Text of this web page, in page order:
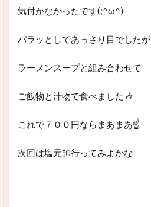
気付かなかったです(;^ω^)
パラッとしてあっさり目でしたが
ラーメンスープと組み合わせて
ご飯物と汁物で食べました🎶
これで７００円ならまあまあ☝
次回は塩元帥行ってみよかな